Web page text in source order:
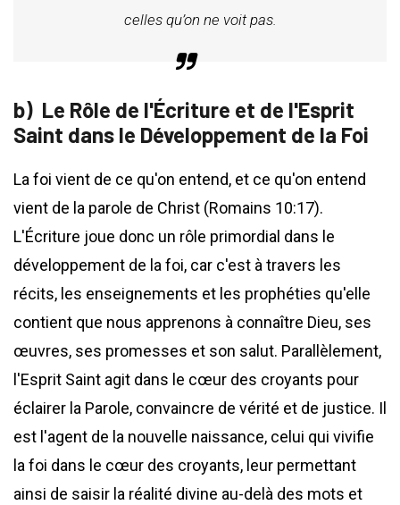
celles qu’on ne voit pas.
Le Rôle de l'Écriture et de l'Esprit
Saint dans le Développement de la Foi
La foi vient de ce qu'on entend, et ce qu'on entend
vient de la parole de Christ (Romains 10:17).
L'Écriture joue donc un rôle primordial dans le
développement de la foi, car c'est à travers les
récits, les enseignements et les prophéties qu'elle
contient que nous apprenons à connaître Dieu, ses
œuvres, ses promesses et son salut. Parallèlement,
l'Esprit Saint agit dans le cœur des croyants pour
éclairer la Parole, convaincre de vérité et de justice. Il
est l'agent de la nouvelle naissance, celui qui vivifie
la foi dans le cœur des croyants, leur permettant
ainsi de saisir la réalité divine au-delà des mots et